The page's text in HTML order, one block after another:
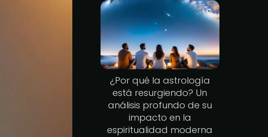
¿Por qué la astrología
está resurgiendo? Un
análisis profundo de su
impacto en la
espiritualidad moderna